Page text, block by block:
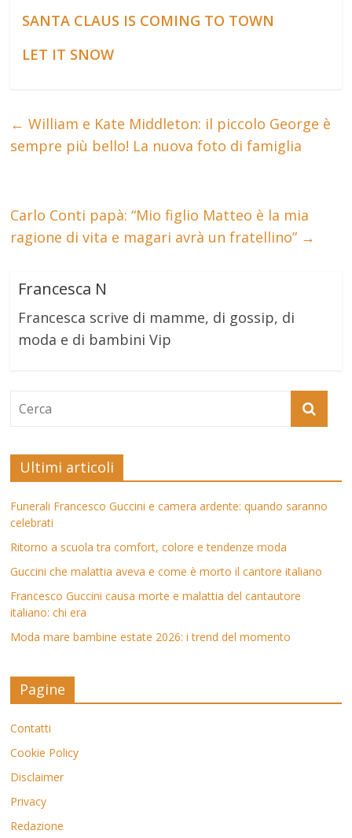
SANTA CLAUS IS COMING TO TOWN
LET IT SNOW
← William e Kate Middleton: il piccolo George è
sempre più bello! La nuova foto di famiglia
Carlo Conti papà: “Mio figlio Matteo è la mia
ragione di vita e magari avrà un fratellino” →
Francesca N
Francesca scrive di mamme, di gossip, di
moda e di bambini Vip
Ultimi articoli
Funerali Francesco Guccini e camera ardente: quando saranno
celebrati
Ritorno a scuola tra comfort, colore e tendenze moda
Guccini che malattia aveva e come è morto il cantore italiano
Francesco Guccini causa morte e malattia del cantautore
italiano: chi era
Moda mare bambine estate 2026: i trend del momento
Pagine
Contatti
Cookie Policy
Disclaimer
Privacy
Redazione